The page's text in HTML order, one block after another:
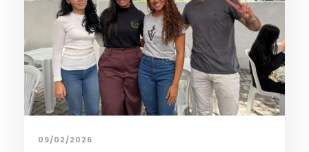
09/02/2026